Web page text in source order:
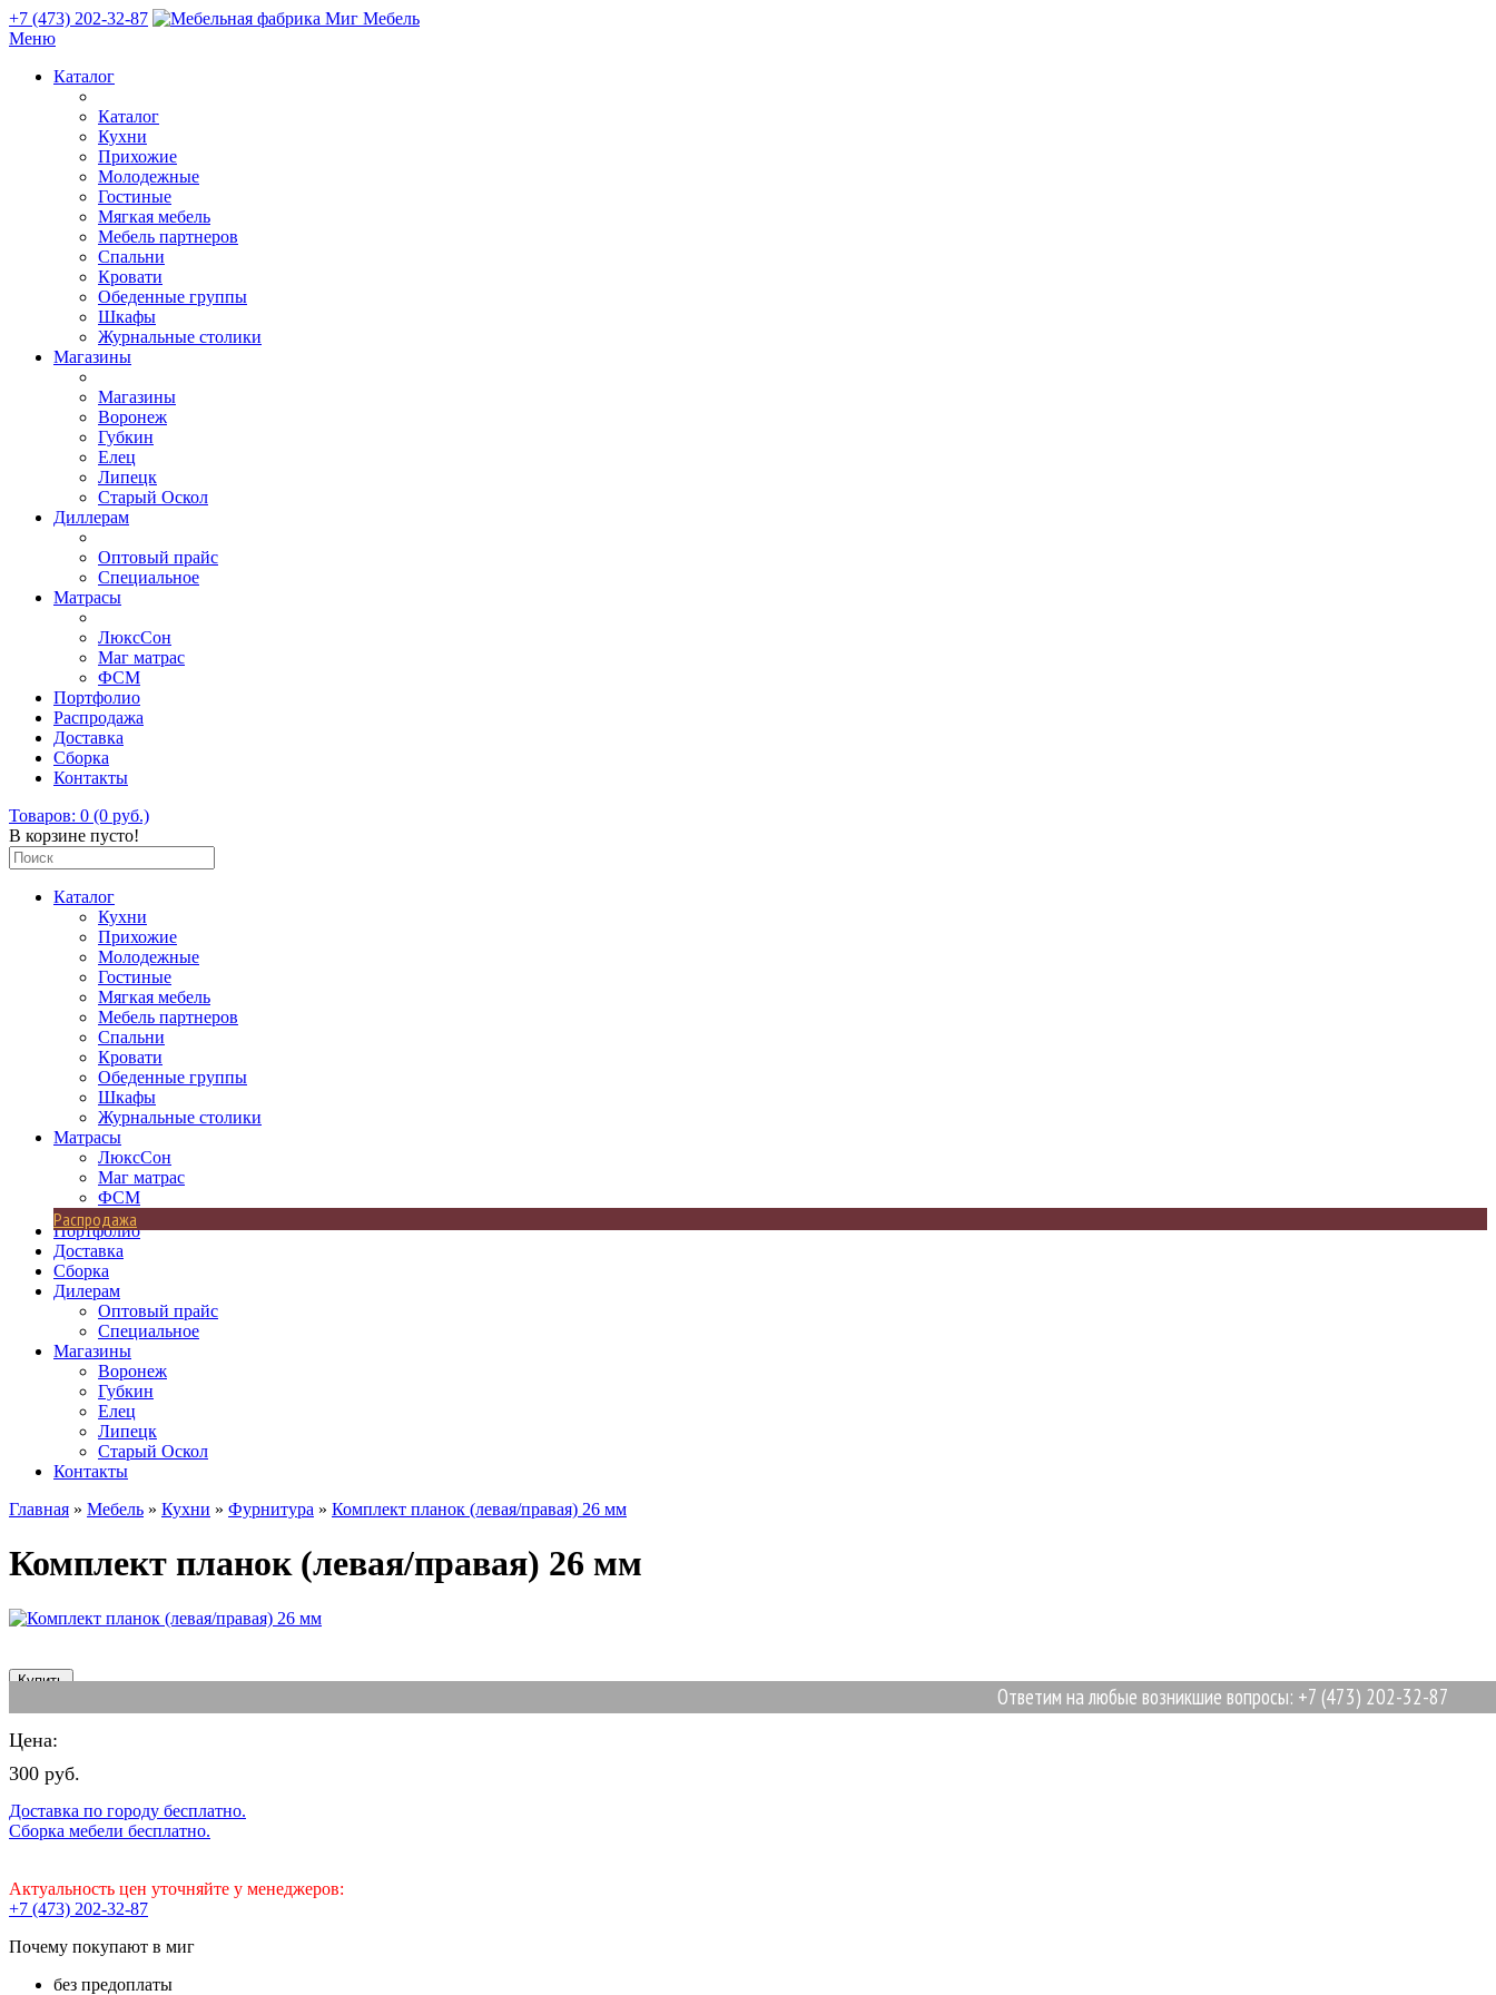
+7 (473) 202-32-87
Меню
Каталог
Каталог
Кухни
Прихожие
Молодежные
Гостиные
Мягкая мебель
Мебель партнеров
Спальни
Кровати
Обеденные группы
Шкафы
Журнальные столики
Магазины
Магазины
Воронеж
Губкин
Елец
Липецк
Старый Оскол
Диллерам
Оптовый прайс
Специальное
Матрасы
ЛюксСон
Маг матрас
ФСМ
Портфолио
Распродажа
Доставка
Сборка
Контакты
Товаров: 0 (0 руб.)
В корзине пусто!
Каталог
Кухни
Прихожие
Молодежные
Гостиные
Мягкая мебель
Мебель партнеров
Спальни
Кровати
Обеденные группы
Шкафы
Журнальные столики
Матрасы
ЛюксСон
Маг матрас
ФСМ
Распродажа
Портфолио
Доставка
Сборка
Дилерам
Оптовый прайс
Специальное
Магазины
Воронеж
Губкин
Елец
Липецк
Старый Оскол
Контакты
Ответим на любые возникшие вопросы: +7 (473) 202-32-87
Главная » Мебель » Кухни » Фурнитура » Комплект планок (левая/правая) 26 мм
Комплект планок (левая/правая) 26 мм
Цена:
300 руб.
Доставка по городу бесплатно.
Сборка мебели бесплатно.
Актуальность цен уточняйте у менеджеров:
+7 (473) 202-32-87
Почему покупают в миг
без предоплаты